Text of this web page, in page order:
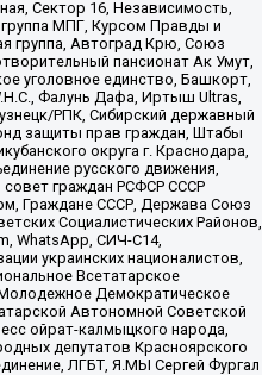
Сектор 16, Независимость,
МПГ, Курсом Правды и
группа, Автоград Крю, Союз
пансионат Ак Умут,
уголовное единство, Башкорт,
Фалунь Дафа, Иртыш Ultras,
РПК, Сибирский державный
защиты прав граждан, Штабы
округа г. Краснодара,
русского движения,
граждан РСФСР СССР
Граждане СССР, Держава Союз
Социалистических Районов,
WhatsApp, СИЧ-С14,
украинских националистов,
Всетатарское
Демократическое
Автономной Советской
ойрат-калмыцкого народа,
депутатов Красноярского
ЛГБТ, Я.МЫ Сергей Фургал